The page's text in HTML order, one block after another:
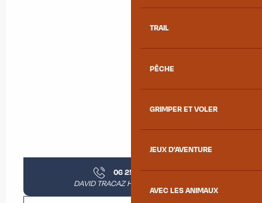
TRAIL
PÊCHE
GRIMPER ET VOLER
JEUX D'AVENTURE
AVEC LES ANIMAUX
06 25 73 18▒▒
DAVID TRACAZ Hervé (président)